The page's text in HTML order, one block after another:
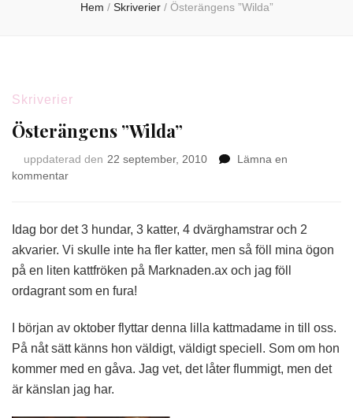
Hem / Skriverier / Österängens ”Wilda”
Skriverier
Österängens ”Wilda”
uppdaterad den 22 september, 2010
Lämna en
kommentarpå
Idag bor det 3 hundar, 3 katter, 4 dvärghamstrar och 2
akvarier. Vi skulle inte ha fler katter, men så föll mina ögon
på en liten kattfröken på Marknaden.ax och jag föll
ordagrant som en fura!
I början av oktober flyttar denna lilla kattmadame in till oss.
På nåt sätt känns hon väldigt, väldigt speciell. Som om hon
kommer med en gåva. Jag vet, det låter flummigt, men det
är känslan jag har.